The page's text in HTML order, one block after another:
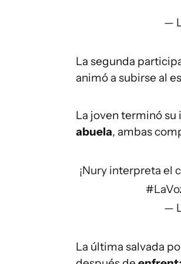
—
La segunda
animó a subirse al
La joven terminó
abuela, ambas
¡Nury interpreta el
—
La última salvada